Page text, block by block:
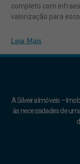
completo com
valorização para
Leia Mais
A Silveira Imóveis –
às necessidades de